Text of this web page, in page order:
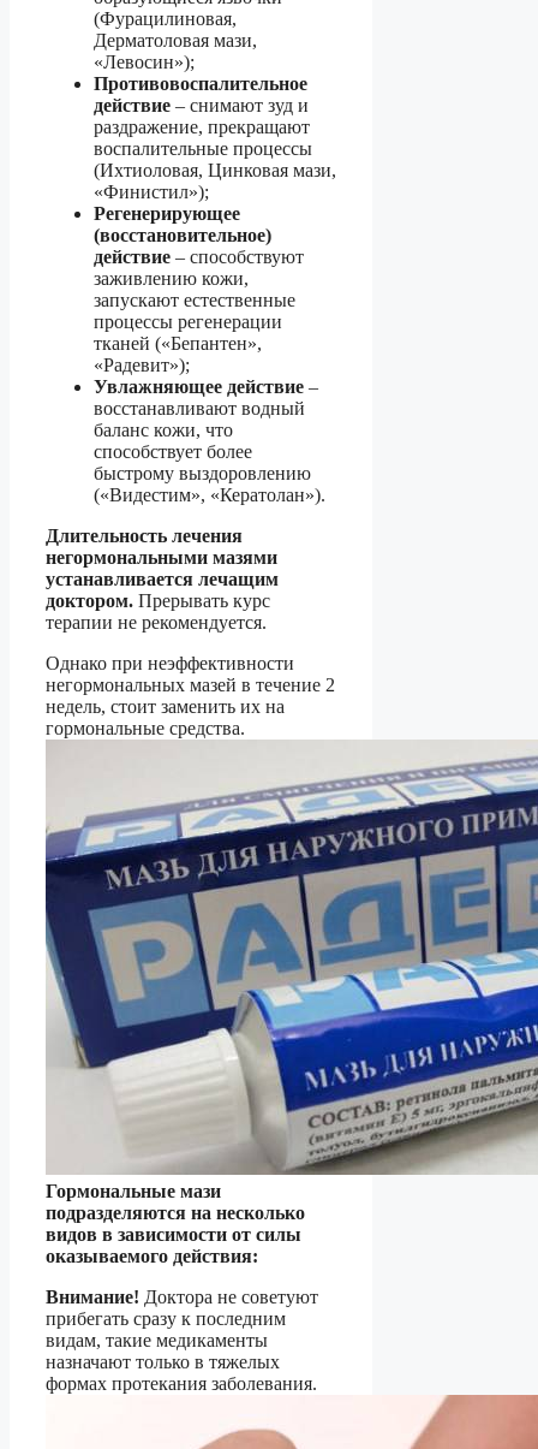
(Фурацилиновая,
Дерматоловая мази,
«Левосин»);
Противовоспалительное
действие – снимают зуд и
раздражение, прекращают
воспалительные процессы
(Ихтиоловая, Цинковая мази,
«Финистил»);
Регенерирующее
(восстановительное)
действие – способствуют
заживлению кожи,
запускают естественные
процессы регенерации
тканей («Бепантен»,
«Радевит»);
Увлажняющее действие –
восстанавливают водный
баланс кожи, что
способствует более
быстрому выздоровлению
(«Видестим», «Кератолан»).
Длительность лечения
негормональными мазями
устанавливается лечащим
доктором. Прерывать курс
терапии не рекомендуется.
Однако при неэффективности
негормональных мазей в течение 2
недель, стоит заменить их на
гормональные средства.
Гормональные мази
подразделяются на несколько
видов в зависимости от силы
оказываемого действия:
Внимание! Доктора не советуют
прибегать сразу к последним
видам, такие медикаменты
назначают только в тяжелых
формах протекания заболевания.